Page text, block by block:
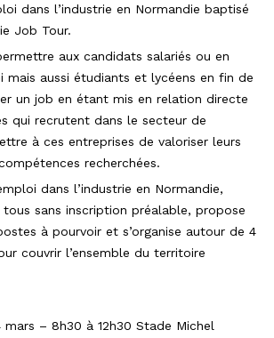
dans l’industrie en Normandie baptisé
Job Tour.
aux candidats salariés ou en
mais aussi étudiants et lycéens en fin de
un job en étant mis en relation directe
qui recrutent dans le secteur de
à ces entreprises de valoriser leurs
recherchées.
dans l’industrie en Normandie,
sans inscription préalable, propose
à pourvoir et s’organise autour de 4
couvrir l’ensemble du territoire
mars – 8h30 à 12h30 Stade Michel